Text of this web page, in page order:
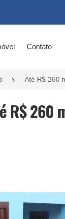
Contato
Até R$ 260
R$ 260